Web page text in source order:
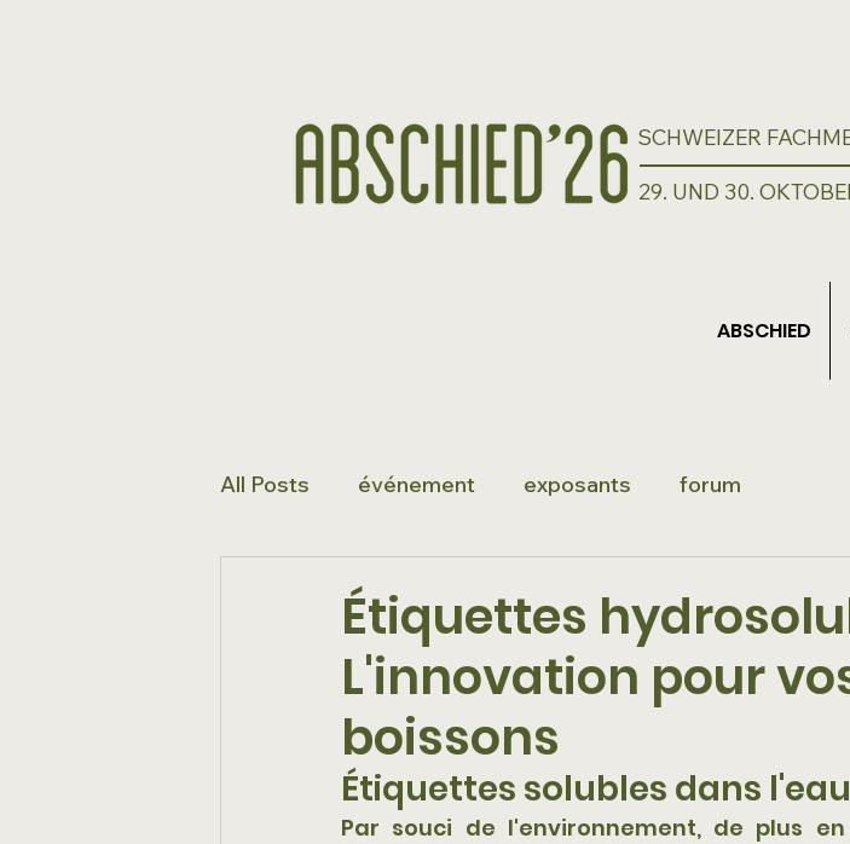
SCHWEIZER
29. UND 30.
ABSCHIED
All Posts événement exposants forum
Étiquettes
L'innovation pour
boissons
Étiquettes solubles dans l'eau
Par souci de l'environnement, de plus